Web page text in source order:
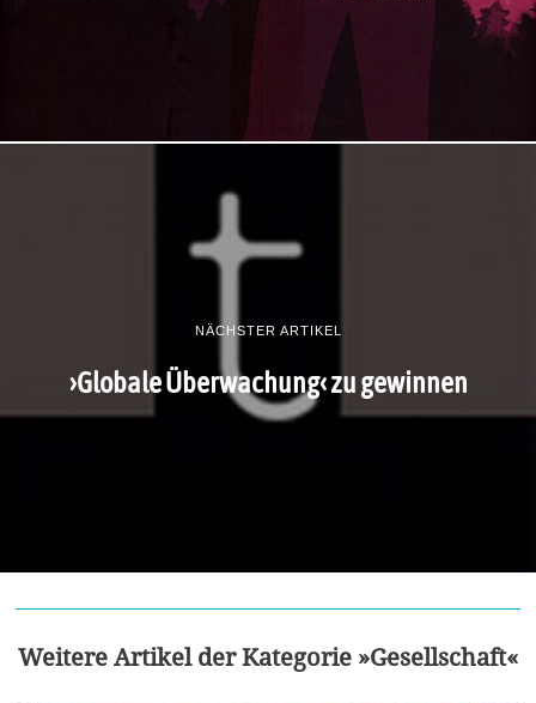
NÄCHSTER ARTIKEL
›Globale Überwachung‹ zu gewinnen
Weitere Artikel der Kategorie »Gesellschaft«